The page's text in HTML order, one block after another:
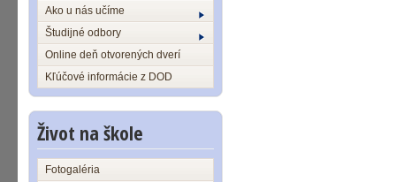
Ako u nás učíme
Študijné odbory
Online deň otvorených dverí
Kľúčové informácie z DOD
Život na škole
Fotogaléria